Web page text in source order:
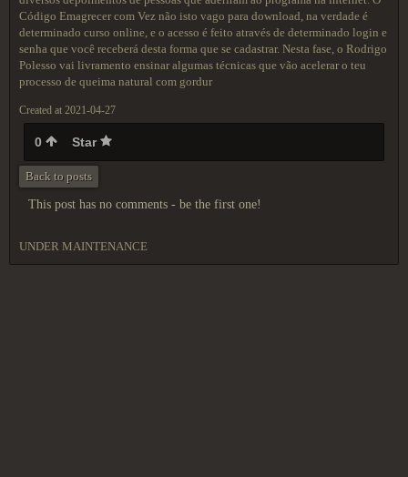
Código Emagrecer com Vez não isto vago para download, na verdade é
determinado curso online, e o acesso é feito através de determinado login e
senha que você receberá desta forma que se cadastrar. Nesta fase, o Rodrigo
Polesso vai livramento ensinar algumas técnicas que vão acelerar o teu
processo de queima natural com gordur
Created at 2021-04-27
0 Star
Back to posts
This post has no comments - be the first one!
UNDER MAINTENANCE